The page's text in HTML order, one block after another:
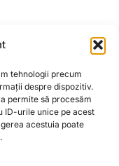
tehnologii precum
despre dispozitiv.
permite să procesăm
ID-urile unice pe acest
acestuia poate